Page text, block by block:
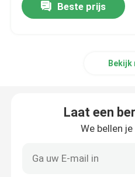
Beste prijs
Bekijk
Laat een
We bellen